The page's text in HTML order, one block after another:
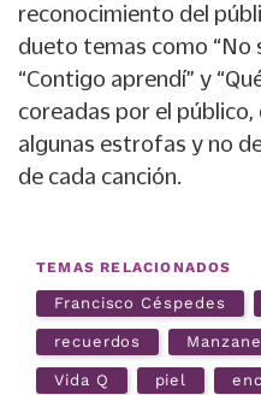
reconocimiento del
dueto temas como “No
“Contigo aprendí” y
coreadas por el
algunas estrofas y no
de cada canción.
TEMAS RELACIONADOS
Francisco Céspedes
recuerdos
Vida Q piel